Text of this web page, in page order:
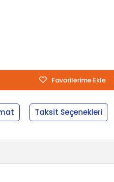
Favorilerime Ekle
Taksit Seçenekleri